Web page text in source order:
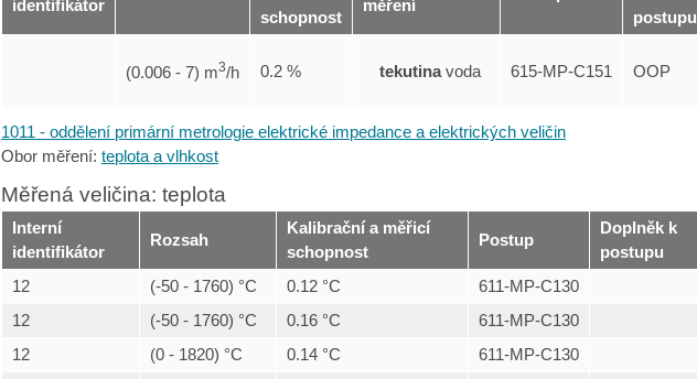
identifikátor
schopnost
měření
postupu
(0.006 - 7) m3/h 0.2 % tekutinavoda 615-MP-C151 OOP
1011 - oddělení primární metrologie elektrické impedance a elektrických veličin
Obor měření: teplota a vlhkost
Měřená veličina: teplota
Interní
identifikátor
Rozsah
Kalibrační a měřicí
schopnost
Postup
Doplněk k
postupu
12
(-50 - 1760) °C 0.12 °C 611-MP-C130
12
(-50 - 1760) °C 0.16 °C 611-MP-C130
12
(0 - 1820) °C 0.14 °C 611-MP-C130